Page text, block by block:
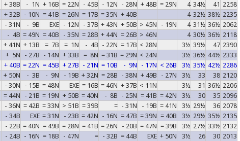
+ 38B - 1N + 16B = 22N - 45B - 12N - 28N + 48B = 29N 4 34½ 41 2258
+ 32B - 10N = 41B = 26N = 17B = 35N + 40B 4 32½ 38½ 2235
- 31N - 9B EXE - 12N - 37B + 43N + 50B > 45N - 19N 4 31½ 36½ 2062
- 4B = 49N = 40B - 35N = 28B + 44N = 26B > 46N 4 30½ 36½ 2118
+ 41N + 13B = 7B = 1N - 4B - 22N = 17B < 28N 3½ 39½ 47 2390
+ 5N - 27B - 14N + 33B = 8N = 31B = 29N < 24N 3½ 36½ 44½ 2333
+ 40B = 22N = 45B + 27B - 21N = 10B - 9N - 17N < 26B 3½ 35½ 42½ 2286
+ 50N - 3B - 9N - 19B + 32N = 28B - 38N + 49B - 27N 3½ 33 38 2120
- 30N - 15B = 48N EXE = 16B = 46N + 37B < 11N 3½ 31 36½ 2206
= 44N - 21B = 19N + 50B = 40N - 8B - 25N = 41B = 42N 3½ 30 35 2096
- 36N = 42B = 33N > 51B = 39B = - 31N - 19B = 41N 3½ 29½ 36 2078
- 34B EXE = 31N - 23B = 42N - 16N = 47B = 39N = 40B 3½ 29½ 35½ 2135
- 22B = 40N = 49B = 28N = 41B = 26N - 20B = 47N = 39B 3½ 27½ 33½ 2132
- 24B - 16N = 18B - 47N = - 32B = 44B EXE + 50N 3½ 26 30 2013